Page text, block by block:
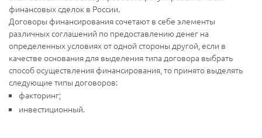
финансовых сделок в России.
Договоры финансирования сочетают в себе элементы
различных соглашений по предоставлению денег на
определенных условиях от одной стороны другой, если в
качестве основания для выделения типа договора выбрать
способ осуществления финансирования, то принято выделять
следующие типы договоров:
факторинг;
инвестиционный.